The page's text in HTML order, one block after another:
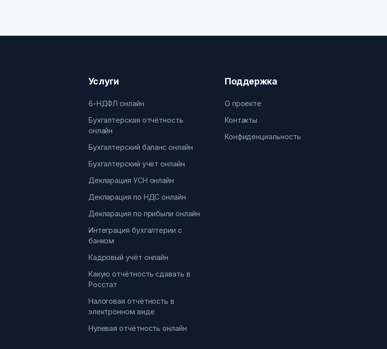
Услуги
6-НДФЛ онлайн
Бухгалтерская отчётность
онлайн
Бухгалтерский баланс онлайн
Бухгалтерский учёт онлайн
Декларация УСН онлайн
Декларация по НДС онлайн
Декларация по прибыли онлайн
Интеграция бухгалтерии с
банком
Кадровый учёт онлайн
Какую отчётность сдавать в
Росстат
Налоговая отчётность в
электронном виде
Нулевая отчётность онлайн
Поддержка
О проекте
Контакты
Конфиденциальность